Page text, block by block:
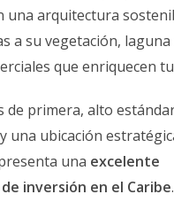
una arquitectura
a su vegetación,
que enriquecen
de primera, alto
una ubicación
una excelente
inversión en el Caribe